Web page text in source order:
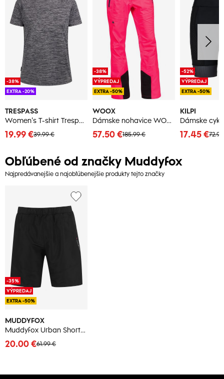
TRESPASS
Women's T-shirt Trespass Selinne
39.99 €
19.99 €
-38%
EXTRA -20%
WOOX
Dámske nohavice WOOX Braccis Lanula
185.99 €
57.50 €
-38%
VÝPREDAJ
EXTRA -50%
KILPI
17.45 €
-52%
VÝPREDAJ
EXTRA -50%
Obľúbené od značky Muddyfox
Najpredávanejšie a najobľúbenejšie produkty tejto značky
MUDDYFOX
Muddyfox Urban Shorts dámske
61.99 €
20.00 €
-35%
VÝPREDAJ
EXTRA -50%